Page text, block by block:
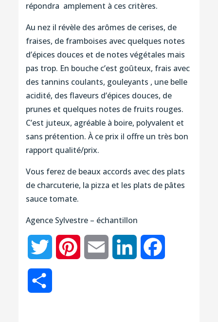
répondra amplement à ces critères.
Au nez il révèle des arômes de cerises, de
fraises, de framboises avec quelques notes
d’épices douces et de notes végétales mais
pas trop. En bouche c’est goûteux, frais avec
des tannins coulants, gouleyants , une belle
acidité, des flaveurs d’épices douces, de
prunes et quelques notes de fruits rouges.
C’est juteux, agréable à boire, polyvalent et
sans prétention. À ce prix il offre un très bon
rapport qualité/prix.
Vous ferez de beaux accords avec des plats
de charcuterie, la pizza et les plats de pâtes
sauce tomate.
Agence Sylvestre – échantillon
Twitter Pinterest Email LinkedIn